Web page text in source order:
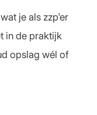
je als zzp'er
in de praktijk
opslag wél of